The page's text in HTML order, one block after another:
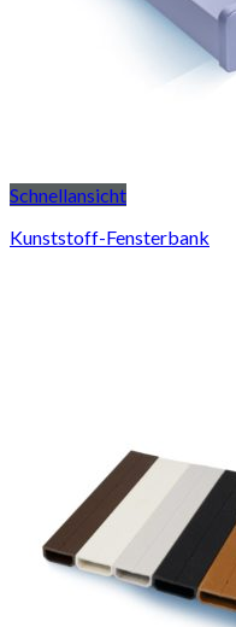
Schnellansicht
Kunststoff-Fensterbank